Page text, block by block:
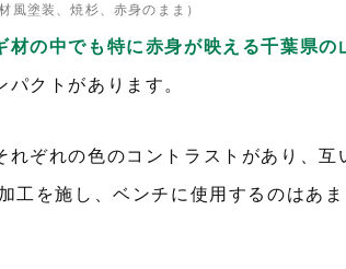
風塗装、焼杉、赤身のまま）
材の中でも特に赤身が映える千葉県の
クトがあります。
れぞれの色のコントラストがあり、互
工を施し、ベンチに使用するのはあ